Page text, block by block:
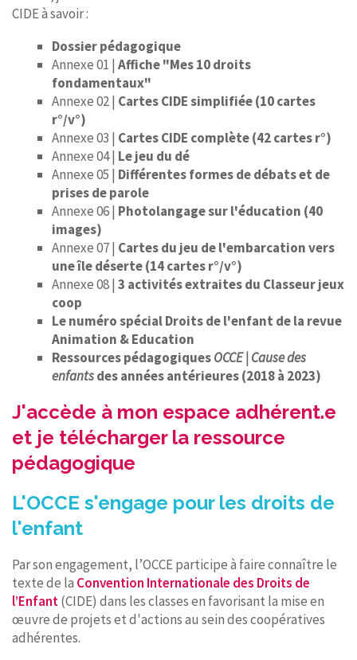
CIDE à savoir :
Dossier pédagogique
Annexe 01 | Affiche "Mes 10 droits
fondamentaux"
Annexe 02 | Cartes CIDE simplifiée (10 cartes
r°/v°)
Annexe 03 | Cartes CIDE complète (42 cartes r°)
Annexe 04 | Le jeu du dé
Annexe 05 | Différentes formes de débats et de
prises de parole
Annexe 06 | Photolangage sur l'éducation (40
images)
Annexe 07 | Cartes du jeu de l'embarcation vers
une île déserte (14 cartes r°/v°)
Annexe 08 | 3 activités extraites du Classeur jeux
coop
Le numéro spécial Droits de l'enfant de la revue
Animation & Education
Ressources pédagogiquesOCCE | Cause des
enfantsdes années antérieures (2018 à 2023)
J'accède à mon espace adhérent.e
et je télécharger la ressource
pédagogique
L'OCCE s'engage pour les droits de
l'enfant
Par son engagement, l’OCCE participe à faire connaître le
texte de la Convention Internationale des Droits de
l’Enfant(CIDE) dans les classes en favorisant la mise en
œuvre de projets et d'actions au sein des coopératives
adhérentes.